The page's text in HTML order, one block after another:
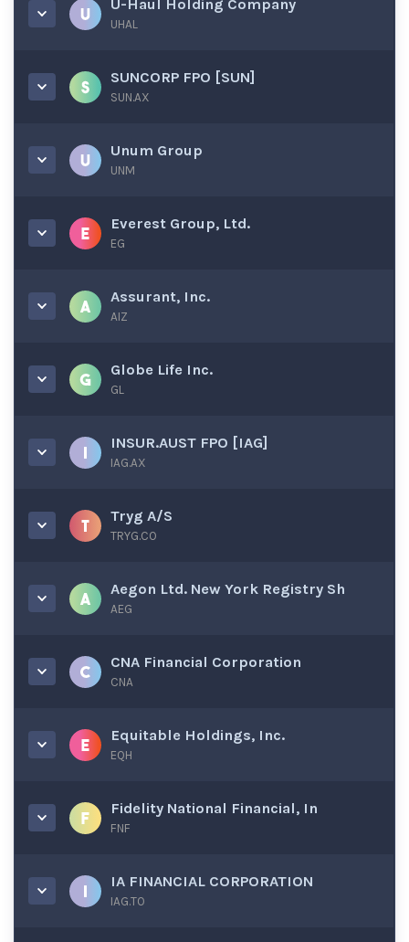
U-Haul Holding Company
UHAL
SUNCORP FPO [SUN]
SUN.AX
Unum Group
UNM
Everest Group, Ltd.
EG
Assurant, Inc.
AIZ
Globe Life Inc.
GL
INSUR.AUST FPO [IAG]
IAG.AX
Tryg A/S
TRYG.CO
Aegon Ltd. New York Registry Sh
AEG
CNA Financial Corporation
CNA
Equitable Holdings, Inc.
EQH
Fidelity National Financial, In
FNF
IA FINANCIAL CORPORATION
IAG.TO